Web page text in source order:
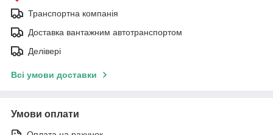
Транспортна компанія
Доставка вантажним автотранспортом
Делівері
Всі умови доставки
Умови оплати